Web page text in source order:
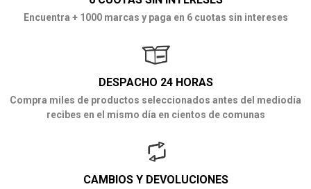
Encuentra + 1000 marcas y paga en 6 cuotas sin intereses
DESPACHO 24 HORAS
Compra miles de productos seleccionados antes del mediodía
recibes en el mismo día en cientos de comunas
CAMBIOS Y DEVOLUCIONES